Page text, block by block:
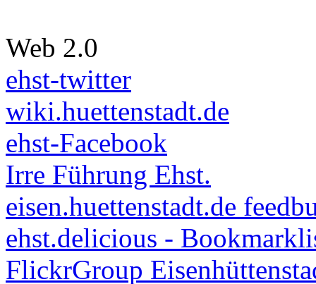
Web 2.0
ehst-twitter
wiki.huettenstadt.de
ehst-Facebook
Irre Führung Ehst.
eisen.huettenstadt.de
ehst.delicious -
FlickrGroup